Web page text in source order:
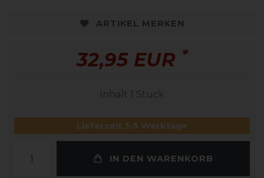
ARTIKEL MERKEN
32,95 EUR *
Inhalt 1 Stück
Lieferzeit 3-5 Werktage
IN DEN WARENKORB